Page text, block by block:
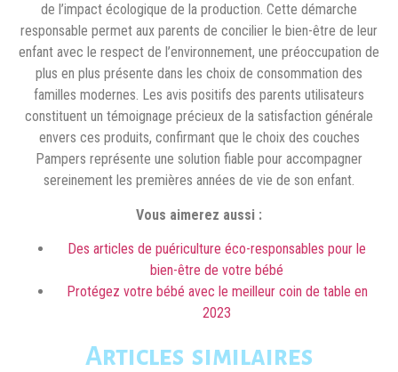
de l’impact écologique de la production. Cette démarche
responsable permet aux parents de concilier le bien-être de leur
enfant avec le respect de l’environnement, une préoccupation de
plus en plus présente dans les choix de consommation des
familles modernes. Les avis positifs des parents utilisateurs
constituent un témoignage précieux de la satisfaction générale
envers ces produits, confirmant que le choix des couches
Pampers représente une solution fiable pour accompagner
sereinement les premières années de vie de son enfant.
Vous aimerez aussi :
Des articles de puériculture éco-responsables pour le
bien-être de votre bébé
Protégez votre bébé avec le meilleur coin de table en
2023
Articles similaires